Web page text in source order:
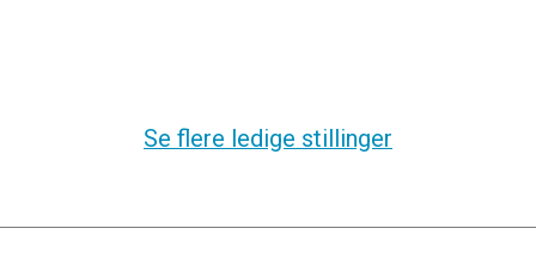
Se flere ledige stillinger